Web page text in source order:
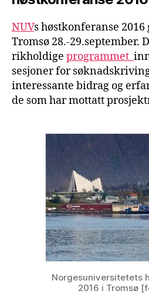
NUVs høstkonferanse
Tromsø 28.-29.september.
rikholdige programmet
sesjoner for
interessante bidrag og
de som har mottatt
Norgesuniversitetets
2016 i Tromsø